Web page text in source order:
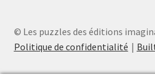
© Les puzzles des éditions
Politique de confidentialité